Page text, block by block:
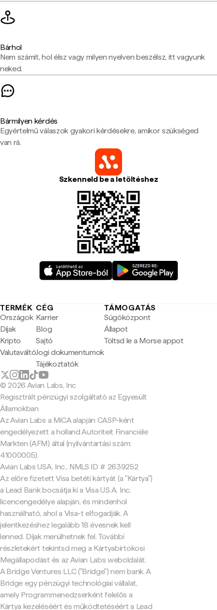
Bárhol
Nem számít, hol élsz vagy milyen nyelven beszélsz, itt vagyunk
neked.
Bármilyen kérdés
Egyértelmű válaszok gyakori kérdésekre, amikor szükséged
van rá.
Szkenneld be a letöltéshez
TERMÉK
Országok
Díjak
Kripto
Valutaváltó
CÉG
Karrier
Blog
Sajtó
Jogi dokumentumok
Tájékoztatók
TÁMOGATÁS
Súgóközpont
Állapot
Töltsd le a Morse appot
© 2026 Avian Labs, Inc
Regisztrált pénzügyi szolgáltató az Egyesült
Államokban
Az Avian Labs a MiCA alapján CASP-ként
engedélyezett a holland Autoriteit Financiële
Markten (AFM) által (nyilvántartási szám:
41000005).
Avian Labs USA, Inc., NMLS ID # 2639252
Az előre fizetett Visa betéti kártyát (a "Kártya")
a Lead Bank bocsátja ki a Visa U.S.A. Inc.
licencengedélye alapján, és mindenhol
használható, ahol a Visa-t elfogadják. A
jelentkezéshez legalább 18 évesnek kell
lenned. Díjak merülhetnek fel. További
részletekért tekintsd meg a Kártyabirtokosi
Megállapodást és az Avian Labs weboldalát.
A Bridge Ventures LLC ("Bridge") nem bank. A
Bridge egy pénzügyi technológiai vállalat,
amely Programmenedzserként felelős a
Kártya kezeléséért és működtetéséért a Lead